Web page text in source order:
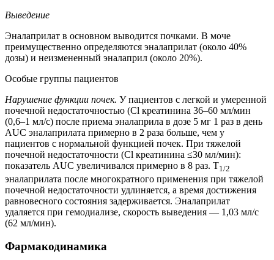
Выведение
Эналаприлат в основном выводится почками. В моче
преимущественно определяются эналаприлат (около 40%
дозы) и неизмененный эналаприл (около 20%).
Особые группы пациентов
Нарушение функции почек. У пациентов с легкой и умеренной
почечной недостаточностью (Cl креатинина 36–60 мл/мин
(0,6–1 мл/с) после приема эналаприла в дозе 5 мг 1 раз в день
AUC эналаприлата примерно в 2 раза больше, чем у
пациентов с нормальной функцией почек. При тяжелой
почечной недостаточности (Cl креатинина ≤30 мл/мин):
показатель AUC увеличивался примерно в 8 раз. T1/2
эналаприлата после многократного применения при тяжелой
почечной недостаточности удлиняется, а время достижения
равновесного состояния задерживается. Эналаприлат
удаляется при гемодиализе, скорость выведения — 1,03 мл/с
(62 мл/мин).
Фармакодинамика